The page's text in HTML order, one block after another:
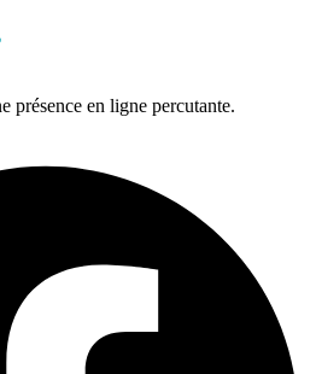
présence en ligne percutante.